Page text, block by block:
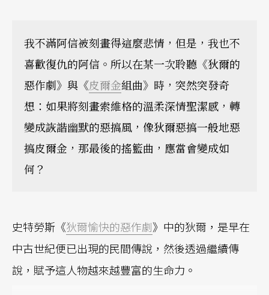
我不滿阿信被刻畫得這麼悲情，但是，我也不
喜歡復仇的阿信。所以在某一次聆聽《狄爾的
惡作劇》與《皮爾金組曲》時，突然突發奇
想：如果將刻畫索維格的溫柔深情聖潔感，轉
變成詼諧幽默的惡搞風，像狄爾惡搞一般地惡
搞皮爾金，那最後的搖籃曲，應當會變成如
何？
史特勞斯《狄爾愉快的惡作劇》中的狄爾，是早在
中古世紀便已出現的民間傳說，然後透過繼續傳
說，賦予這人物越來越豐富的生命力。